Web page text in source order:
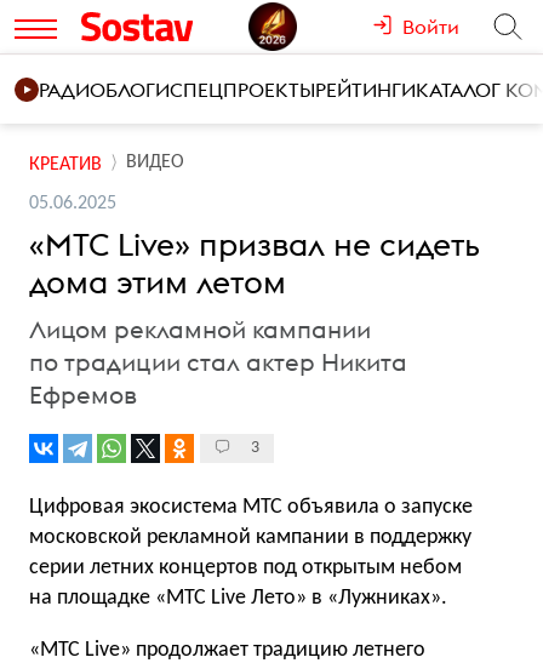
Войти
РАДИОБЛОГИСПЕЦПРОЕКТЫРЕЙТИНГИКАТАЛОГ
КРЕАТИВ ВИДЕО
05.06.2025
«МТС Live» призвал не сидеть
дома этим летом
Лицом рекламной кампании
по традиции стал актер Никита
Ефремов
3
Цифровая экосистема МТС объявила о запуске
московской рекламной кампании в поддержку
серии летних концертов под открытым небом
на площадке «МТС Live Лето» в «Лужниках».
«МТС Live» продолжает традицию летнего